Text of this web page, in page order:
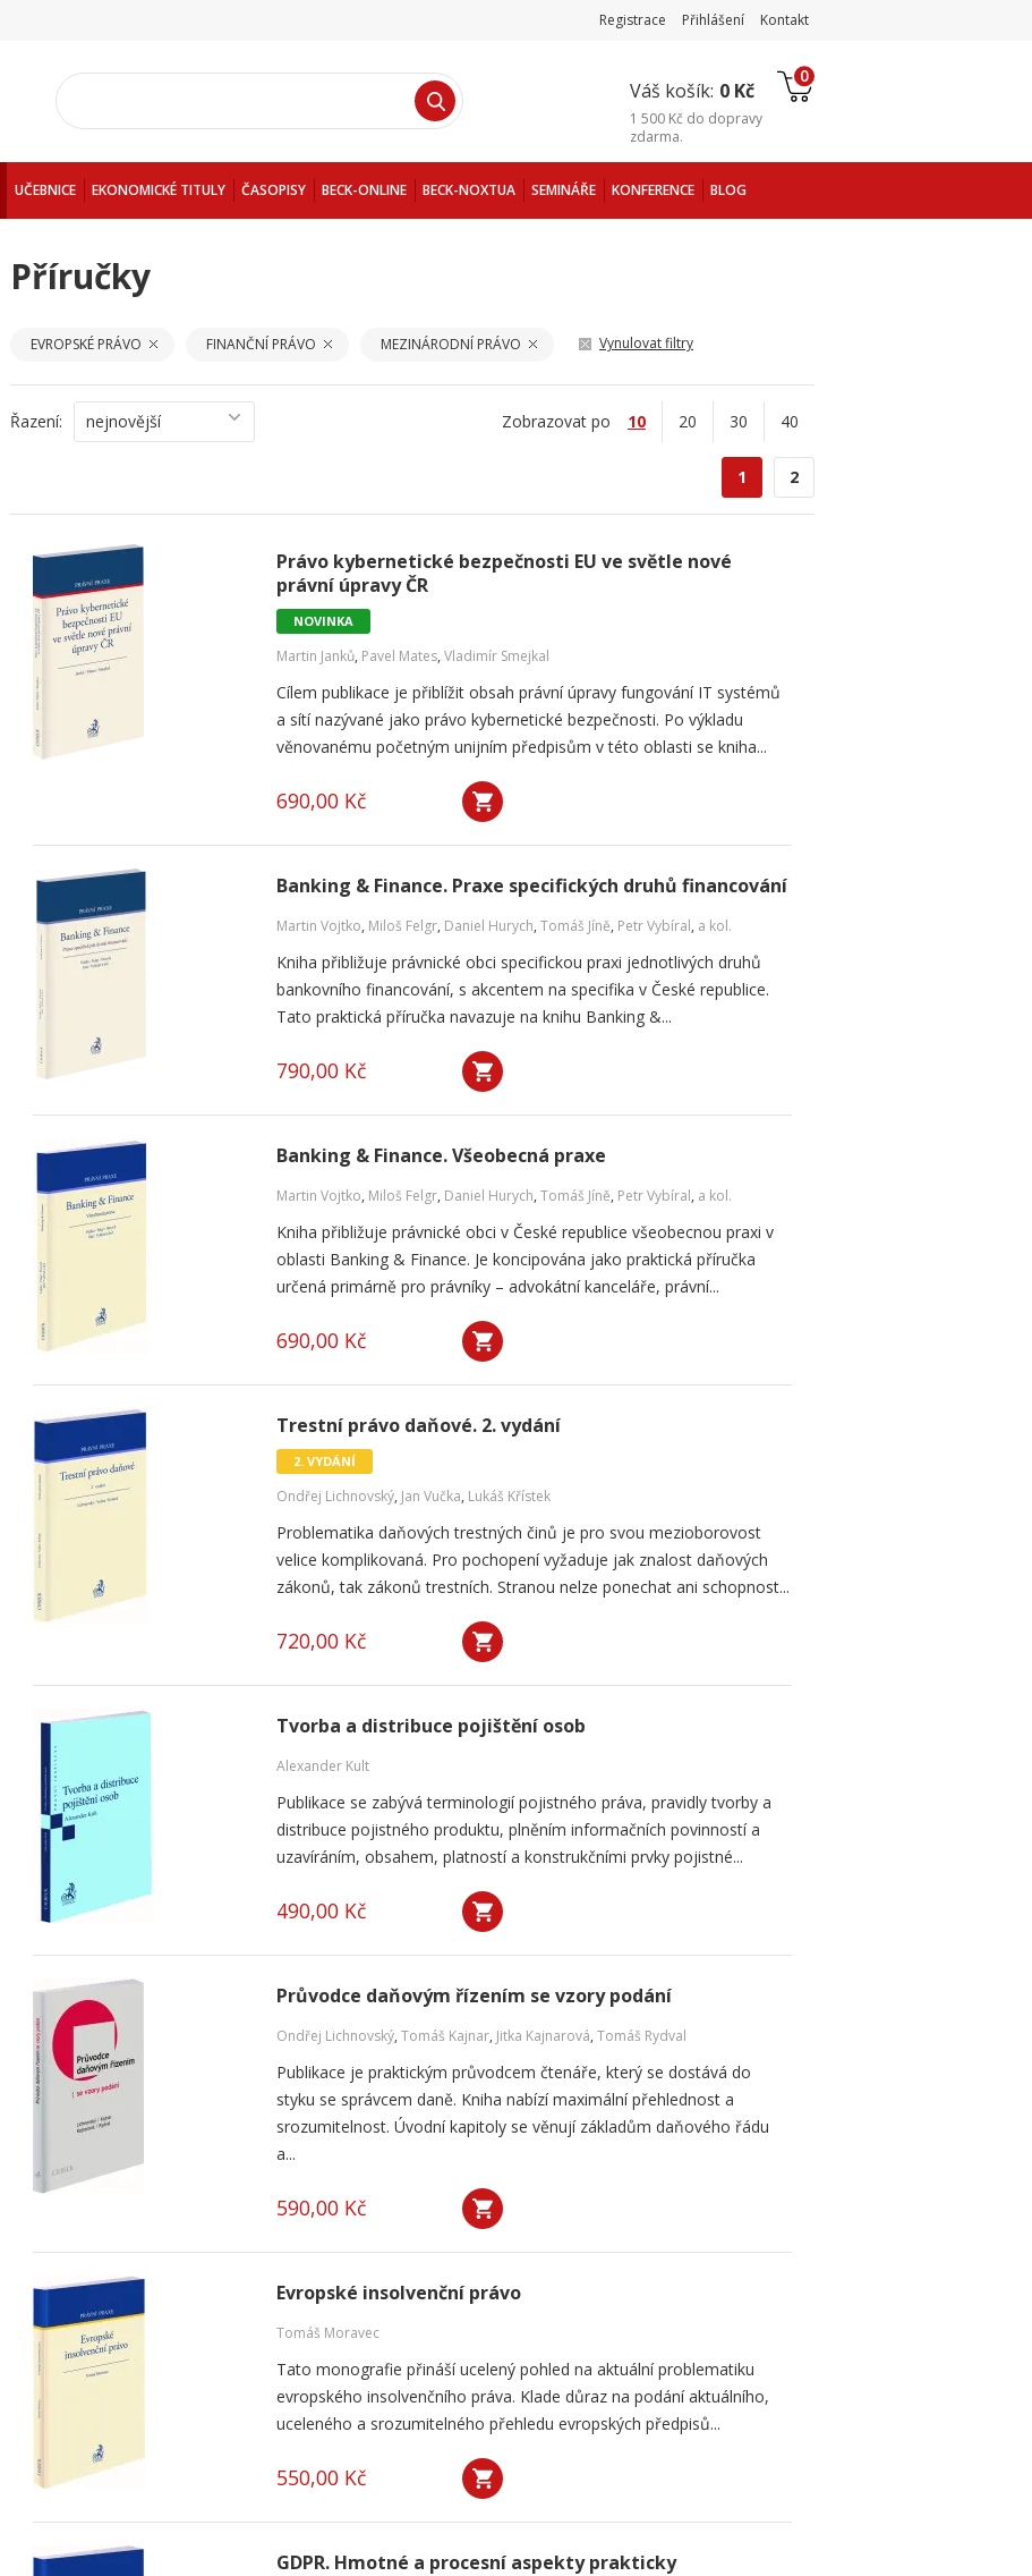
Registrace Přihlášení Kontakt
Váš košík: 0 Kč
0
1 500 Kč do dopravy
zdarma.
UČEBNICE EKONOMICKÉ TITULY ČASOPISY BECK-ONLINE BECK-NOXTUA SEMINÁŘE KONFERENCE BLOG
Příručky
EVROPSKÉ PRÁVO FINANČNÍ PRÁVO MEZINÁRODNÍ PRÁVO Vynulovat filtry
Řazení: nejnovější Zobrazovat po 10 20 30 40
1 2
Právo kybernetické bezpečnosti EU ve světle nové
právní úpravy ČR
NOVINKA
Martin Janků, Pavel Mates, Vladimír Smejkal
Cílem publikace je přiblížit obsah právní úpravy fungování IT systémů
a sítí nazývané jako právo kybernetické bezpečnosti. Po výkladu
věnovanému početným unijním předpisům v této oblasti se kniha...
690,00 Kč
Banking & Finance. Praxe specifických druhů financování
Martin Vojtko, Miloš Felgr, Daniel Hurych, Tomáš Jíně, Petr Vybíral, a kol.
Kniha přibližuje právnické obci specifickou praxi jednotlivých druhů
bankovního financování, s akcentem na specifika v České republice.
Tato praktická příručka navazuje na knihu Banking &...
790,00 Kč
Banking & Finance. Všeobecná praxe
Martin Vojtko, Miloš Felgr, Daniel Hurych, Tomáš Jíně, Petr Vybíral, a kol.
Kniha přibližuje právnické obci v České republice všeobecnou praxi v
oblasti Banking & Finance. Je koncipována jako praktická příručka
určená primárně pro právníky – advokátní kanceláře, právní...
690,00 Kč
Trestní právo daňové. 2. vydání
2. VYDÁNÍ
Ondřej Lichnovský, Jan Vučka, Lukáš Křístek
Problematika daňových trestných činů je pro svou mezioborovost
velice komplikovaná. Pro pochopení vyžaduje jak znalost daňových
zákonů, tak zákonů trestních. Stranou nelze ponechat ani schopnost...
720,00 Kč
Tvorba a distribuce pojištění osob
Alexander Kult
Publikace se zabývá terminologií pojistného práva, pravidly tvorby a
distribuce pojistného produktu, plněním informačních povinností a
uzavíráním, obsahem, platností a konstrukčními prvky pojistné...
490,00 Kč
Průvodce daňovým řízením se vzory podání
Ondřej Lichnovský, Tomáš Kajnar, Jitka Kajnarová, Tomáš Rydval
Publikace je praktickým průvodcem čtenáře, který se dostává do
styku se správcem daně. Kniha nabízí maximální přehlednost a
srozumitelnost. Úvodní kapitoly se věnují základům daňového řádu
a...
590,00 Kč
Evropské insolvenční právo
Tomáš Moravec
Tato monografie přináší ucelený pohled na aktuální problematiku
evropského insolvenčního práva. Klade důraz na podání aktuálního,
uceleného a srozumitelného přehledu evropských předpisů...
550,00 Kč
GDPR. Hmotné a procesní aspekty prakticky